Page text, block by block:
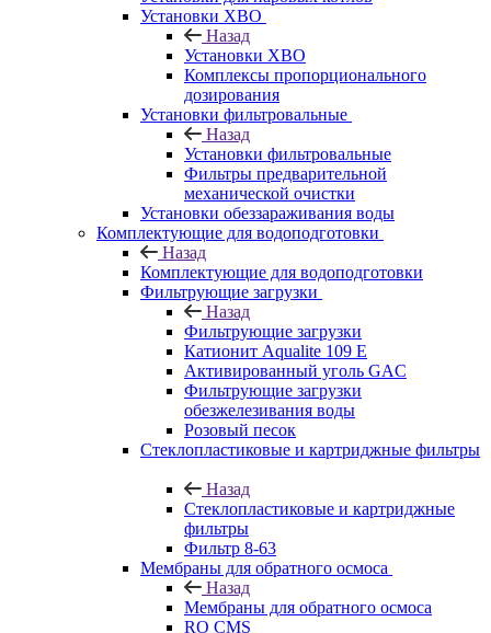
Установки ХВО
Назад
Установки ХВО
Комплексы пропорционального
дозирования
Установки фильтровальные
Назад
Установки фильтровальные
Фильтры предварительной
механической очистки
Установки обеззараживания воды
Комплектующие для водоподготовки
Назад
Комплектующие для водоподготовки
Фильтрующие загрузки
Назад
Фильтрующие загрузки
Катионит Aqualite 109 E
Активированный уголь GAC
Фильтрующие загрузки
обезжелезивания воды
Розовый песок
Стеклопластиковые и картриджные фильтры
Назад
Стеклопластиковые и картриджные
фильтры
Фильтр 8-63
Мембраны для обратного осмоса
Назад
Мембраны для обратного осмоса
RO CMS